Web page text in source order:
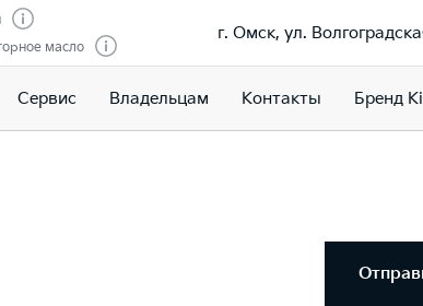
масло
г. Омск, ул.
Сервис Владельцам Контакты Бренд